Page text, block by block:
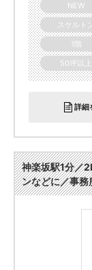
NEW
スケルト
1階
50坪以上
詳細
神楽坂駅1分／
ンなどに／事